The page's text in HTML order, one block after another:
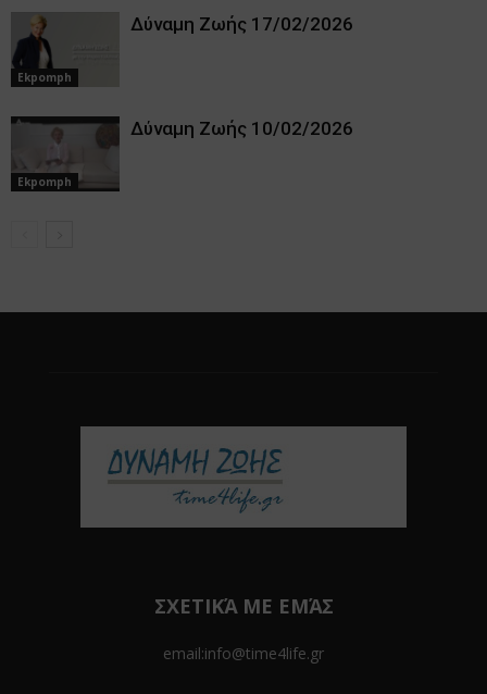
Ekpomph
Δύναμη Ζωής 17/02/2026
Ekpomph
Δύναμη Ζωής 10/02/2026
ΣΧΕΤΙΚΆ ΜΕ ΕΜΆΣ
email:info@time4life.gr